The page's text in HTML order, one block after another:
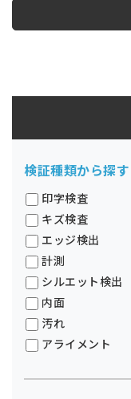
検証種類から探す
印字検査
キズ検査
エッジ検出
計測
シルエット検出
内面
汚れ
アライメント